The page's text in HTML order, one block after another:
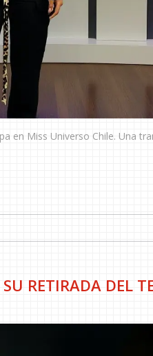
en Miss Universo Chile. Una
RETIRADA DEL